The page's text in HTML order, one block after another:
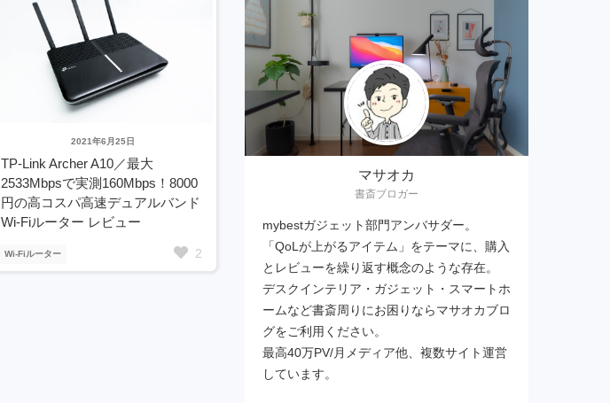
Wi-Fiルーター
2021年6月25日
TP-Link Archer A10／最大
2533Mbpsで実測160Mbps！8000
円の高コスパ高速デュアルバンド
Wi-Fiルーター レビュー
2
マサオカ
書斎ブロガー
mybestガジェット部門アンバサダー。
「QoLが上がるアイテム」をテーマに、購入
とレビューを繰り返す概念のような存在。
デスクインテリア・ガジェット・スマートホ
ームなど書斎周りにお困りならマサオカブロ
グをご利用ください。
最高40万PV/月メディア他、複数サイト運営
しています。